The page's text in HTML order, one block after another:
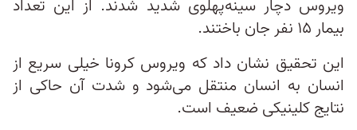
ویروس دچار سینه‌پهلوی شدید شدند. از این تعداد
بیمار ۱۵ نفر جان باختند.
این تحقیق نشان داد که ویروس کرونا خیلی سریع از
انسان به انسان منتقل می‌شود و شدت آن حاکی از
نتایج کلینیکی ضعیف است.